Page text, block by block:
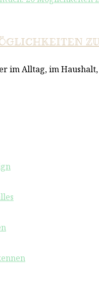
im Alltag, im